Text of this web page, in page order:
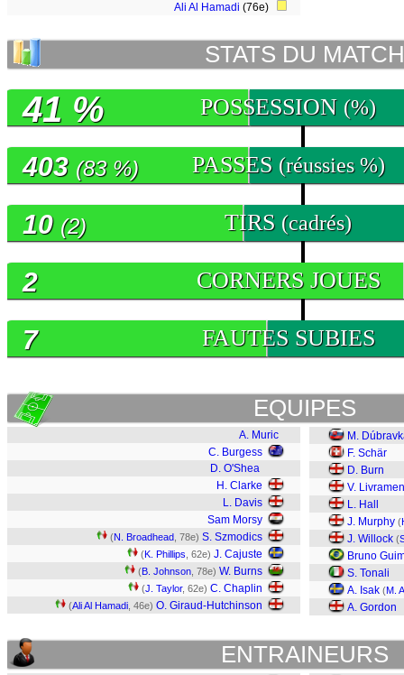
Ali Al Hamadi (76e)
STATS DU MATCH
POSSESSION (%)
41 %
PASSES (réussies %)
403 (83 %)
TIRS (cadrés)
10 (2)
CORNERS JOUES
2
FAUTES SUBIES
7
EQUIPES
A. Muric
C. Burgess
D. O'Shea
H. Clarke
L. Davis
Sam Morsy
(N. Broadhead , 78e) S. Szmodics
(K. Phillips , 62e) J. Cajuste
(B. Johnson , 78e) W. Burns
(J. Taylor, 62e) C. Chaplin
(Ali Al Hamadi , 46e) O. Giraud-Hutchinson
M.
F. Schär
D. Burn
V.
L. Hall
J. Murphy (
J. Willock (
Bruno
S. Tonali
A. Isak (M.
A. Gordon
ENTRAINEURS